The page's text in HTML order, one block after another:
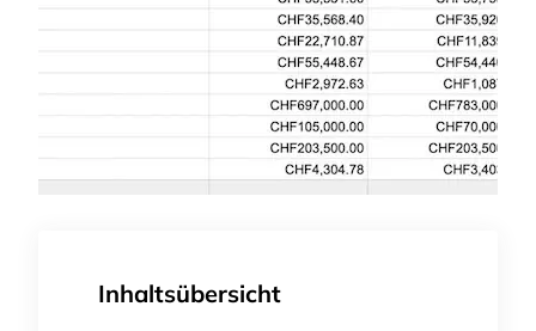
Inhaltsübersicht